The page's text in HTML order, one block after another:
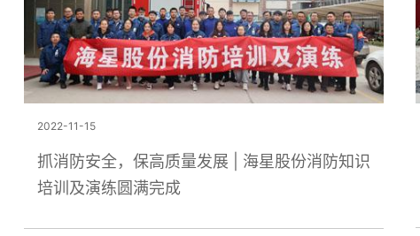
2022-11-15
抓消防安全，保高质量发展 | 海星股份消防知识
培训及演练圆满完成